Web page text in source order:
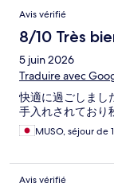
Avis vérifié
8/10 Très
5 juin 2026
Traduire avec
快適に過ごしまし
手入れされており
MUSO, séjour de
Avis vérifié